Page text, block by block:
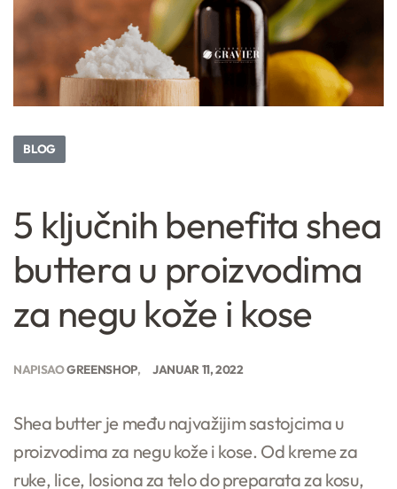
BLOG
5 ključnih benefita shea
buttera u proizvodima
za negu kože i kose
NAPISAOGREENSHOP JANUAR 11, 2022
Shea butter je među najvažijim sastojcima u
proizvodima za negu kože i kose. Od kreme za
ruke, lice, losiona za telo do preparata za kosu,